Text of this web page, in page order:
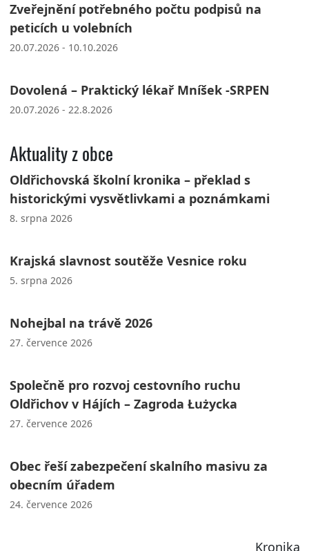
Zveřejnění potřebného počtu podpisů na
peticích u volebních
20.07.2026 - 10.10.2026
Dovolená – Praktický lékař Mníšek -SRPEN
20.07.2026 - 22.8.2026
Aktuality z obce
Oldřichovská školní kronika – překlad s
historickými vysvětlivkami a poznámkami
8. srpna 2026
Krajská slavnost soutěže Vesnice roku
5. srpna 2026
Nohejbal na trávě 2026
27. července 2026
Společně pro rozvoj cestovního ruchu
Oldřichov v Hájích – Zagroda Łużycka
27. července 2026
Obec řeší zabezpečení skalního masivu za
obecním úřadem
24. července 2026
Kronika